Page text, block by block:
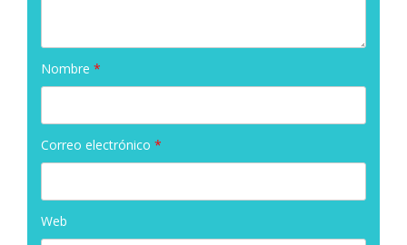
Nombre *
Correo electrónico *
Web